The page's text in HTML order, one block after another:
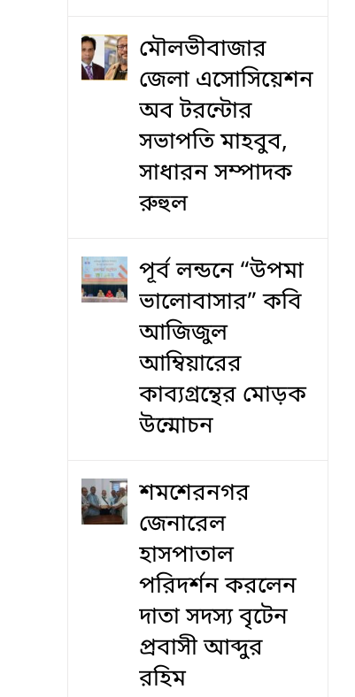
মৌলভীবাজার
জেলা এসোসিয়েশন
অব টরন্টোর
সভাপতি মাহবুব,
সাধারন সম্পাদক
রুহুল
পূর্ব লন্ডনে “উপমা
ভালোবাসার” কবি
আজিজুল
আম্বিয়ারের
কাব্যগ্রন্থের মোড়ক
উন্মোচন
শমশেরনগর
জেনারেল
হাসপাতাল
পরিদর্শন করলেন
দাতা সদস্য বৃটেন
প্রবাসী আব্দুর
রহিম